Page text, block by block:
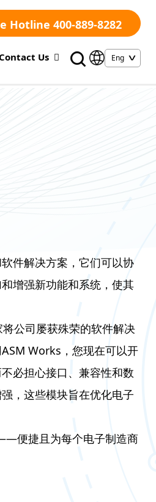
Hotline 400-889-8282
Contact Us
件解决方案，它们可以协
增强新功能和系统，使其
公司屡获殊荣的软件解决
Works，您现在可以开
必担心接口、兼容性和数
，这些模块旨在优化电子
便捷且为每个电子制造商